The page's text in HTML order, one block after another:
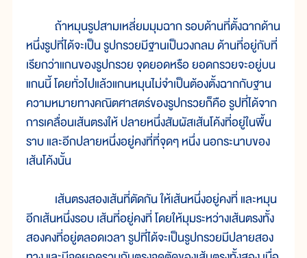
ถ้าหมุนรูปสามเหลี่ยมมุมฉาก รอบด้านที่ตั้งฉากด้าน
หนึ่งรูปที่ได้จะเป็น รูปกรวยมีฐานเป็นวงกลม ด้านที่อยู่กับที่
เรียกว่าแกนของรูปกรวย จุดยอดหรือ ยอดกรวยจะอยู่บน
แกนนี้ โดยทั่วไปแล้วแกนหมุนไม่จำเป็นต้องตั้งฉากกับฐาน
ความหมายทางคณิตศาสตร์ของรูปกรวยก็คือ รูปที่ได้จาก
การเคลื่อนเส้นตรงให้ ปลายหนึ่งสัมผัสเส้นโค้งที่อยู่ในพื้น
ราบ และอีกปลายหนึ่งอยู่คงที่ที่จุดๆ หนึ่ง นอกระนาบของ
เส้นโค้งนั้น
เส้นตรงสองเส้นที่ตัดกัน ให้เส้นหนึ่งอยู่คงที่ และหมุน
อีกเส้นหนึ่งรอบ เส้นที่อยู่คงที่ โดยให้มุมระหว่างเส้นตรงทั้ง
สองคงที่อยู่ตลอดเวลา รูปที่ได้จะเป็นรูปกรวยมีปลายสอง